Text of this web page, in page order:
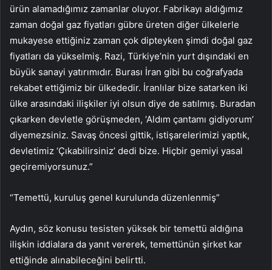
ürün alamadığımız zamanlar oluyor. Fabrikayı aldığımız
zaman doğal gaz fiyatları gübre üreten diğer ülkelerle
mukayese ettiğiniz zaman çok dipteyken şimdi doğal gaz
fiyatları da yükselmiş. Razi, Türkiye’nin yurt dışındaki en
büyük sanayi yatırımıdır. Burası İran gibi bu coğrafyada
rekabet ettiğimiz bir ülkededir. İranlılar bize satarken iki
ülke arasındaki ilişkiler iyi olsun diye de satılmış. Buradan
çıkarken devletle görüşmeden, ‘Aldım çantamı gidiyorum’
diyemezsiniz. Savaş öncesi gittik, istişarelerimizi yaptık,
devletimiz ‘Çıkabilirsiniz’ dedi bize. Hiçbir gemiyi yasal
geçiremiyorsunuz.”
“Temettü, kuruluş genel kurulunda düzenlenmiş”
Aydın, söz konusu tesisten yüksek bir temettü aldığına
ilişkin iddialara da yanıt vererek, temettünün şirket kar
ettiğinde alınabileceğini belirtti.